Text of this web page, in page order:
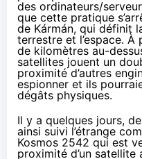
des ordinateurs/
que cette pratique
de Kármán, qui définit
terrestre et l’espace.
de kilomètres au-
satellites jouent un
proximité d’autres
espionner et ils
dégâts physiques.
Il y a quelques jours,
ainsi suivi l’étrange
Kosmos 2542 qui est
proximité d’un